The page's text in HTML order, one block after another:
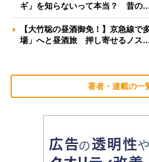
ギ」を知らないって本当？ 昔の
【大竹聡の昼酒御免！】京急線で
場」へと昼酒旅 押し寄せるノス
著者・連載の一